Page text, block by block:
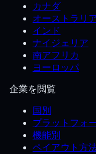
カナダ
オーストラリ
インド
ナイジェリア
南アフリカ
ヨーロッパ
企業を閲覧
国別
プラットフォ
機能別
ペイアウト方